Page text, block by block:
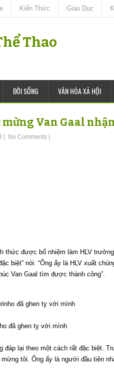
Kiến Thức Giáo Dục
Thao
ĐỜI SỐNG VĂN HÓA XÃ HỘI
Van Gaal
No Comments
thức được bổ nhiệm làm HLV
biệt” nói: “Ông ấy là HLV xuất
Van Gaal tìm được thành công”.
đã ghen tỵ với mình
đáp lại theo một cách rất đặc biệt.
mừng tôi. Ông ấy là người đầu tiên